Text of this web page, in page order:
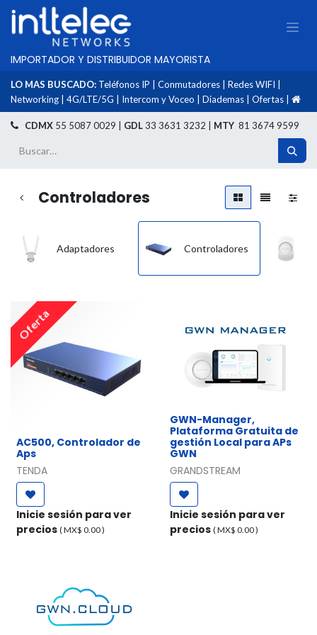
IMPORTADOR Y DISTRIBUIDOR MAYORISTA
LO MAS BUSCADO: Teléfonos IP Conmutadores Redes WIFI
Networking
4G/LTE/5G Intercom y Voceo Diademas Ofertas
CDMX 55 5087 0029 | GDL33 3631 3232 | MTY 81 3674 9599
Controladores
Adaptadores Controladores
Oferta
AC500, Controlador de
Aps
TENDA
Inicie sesión para ver
precios ( MX$ 0.00)
GWN-Manager,
Plataforma Gratuita de
gestión Local para APs
GWN
GRANDSTREAM
Inicie sesión para ver
precios ( MX$ 0.00)